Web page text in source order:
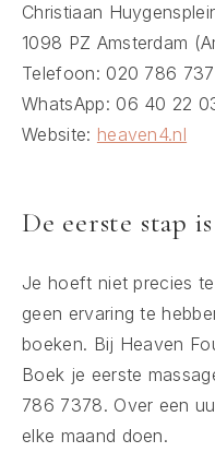
Christiaan
1098 PZ Amsterdam
Telefoon: 020 786
WhatsApp: 06 40 22
Website: heaven4.nl
De eerste stap
Je hoeft niet precies
geen ervaring te
boeken. Bij Heaven
Boek je eerste
786 7378. Over een
elke maand doen.